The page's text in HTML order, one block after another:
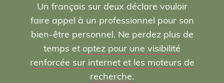
Un français sur deux déclare vouloir
faire appel à un professionnel pour son
bien-être personnel. Ne perdez plus de
temps et optez pour une visibilité
renforcée sur internet et les moteurs de
recherche.